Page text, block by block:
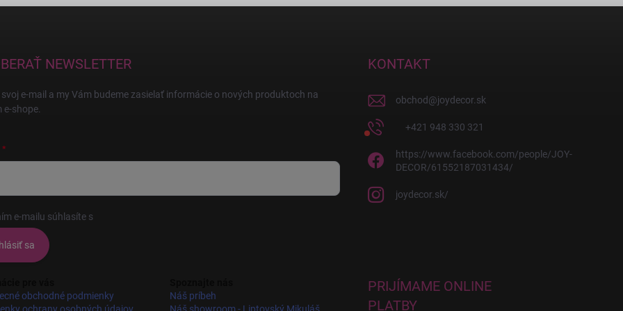
NEWSLETTER
e-mail a my Vám budeme zasielať informácie o nových produktoch na
e-shope.
e-mailu súhlasíte s
sa
KONTAKT
obchod@joydecor.sk
+421 948 330 321
https://www.facebook.com/people/JOY-
DECOR/61552187031434/
joydecor.sk/
obchodné podmienky
Náš príbeh
PRIJÍMAME ONLINE
PLATBY